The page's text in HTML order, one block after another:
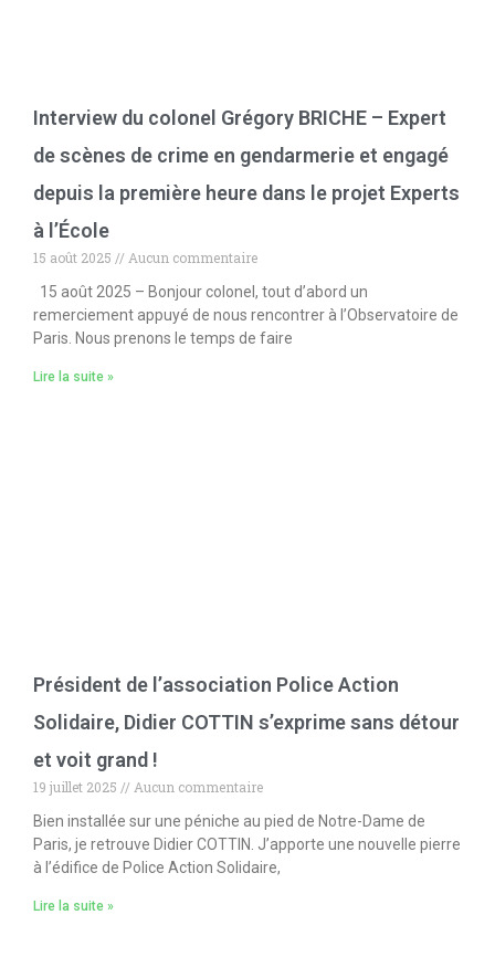
Interview du colonel Grégory BRICHE – Expert
de scènes de crime en gendarmerie et engagé
depuis la première heure dans le projet Experts
à l’École
15 août 2025
Aucun commentaire
15 août 2025 – Bonjour colonel, tout d’abord un
remerciement appuyé de nous rencontrer à l’Observatoire de
Paris. Nous prenons le temps de faire
Lire la suite »
Président de l’association Police Action
Solidaire, Didier COTTIN s’exprime sans détour
et voit grand !
19 juillet 2025
Aucun commentaire
Bien installée sur une péniche au pied de Notre-Dame de
Paris, je retrouve Didier COTTIN. J’apporte une nouvelle pierre
à l’édifice de Police Action Solidaire,
Lire la suite »